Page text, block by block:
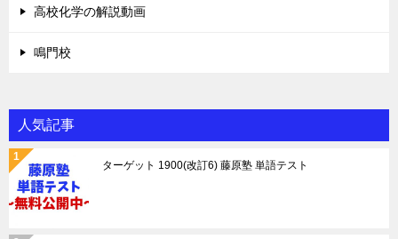
高校化学の解説動画
鳴門校
人気記事
ターゲット 1900(改訂6) 藤原塾 単語テスト